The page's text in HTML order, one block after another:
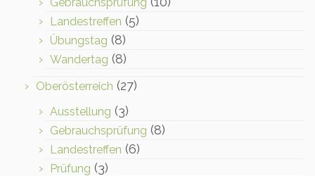
Landestreffen (5)
Übungstag (8)
Wandertag (8)
Oberösterreich (27)
Ausstellung (3)
Gebrauchsprüfung (8)
Landestreffen (6)
Prüfung (3)